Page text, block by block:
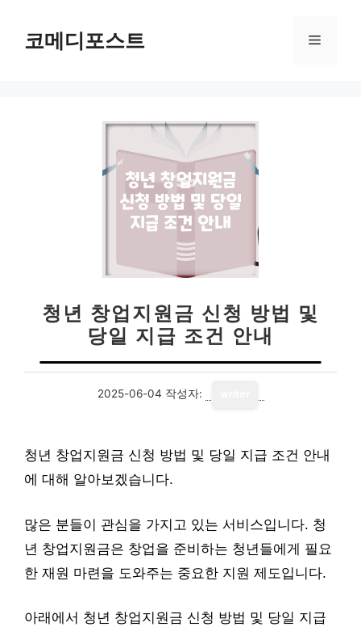
코메디포스트 메
청년 창업지원금 신청 방법 및
당일 지급 조건 안내
2025-06-04 작성자:
청년 창업지원금 신청 방법 및 당일 지급 조건 안내
에 대해 알아보겠습니다.
많은 분들이 관심을 가지고 있는 서비스입니다. 청
년 창업지원금은 창업을 준비하는 청년들에게 필요
한 재원 마련을 도와주는 중요한 지원 제도입니다.
아래에서 청년 창업지원금 신청 방법 및 당일 지급